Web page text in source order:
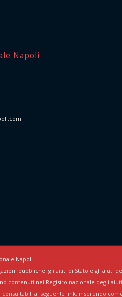
Napoli
Napoli
pubbliche: gli aiuti di Stato e gli aiuti
contenuti nel Registro nazionale degli
consultabili al seguente link, inserendo